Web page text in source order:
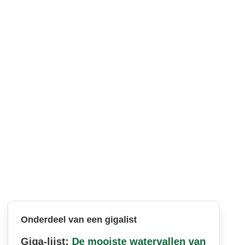
Onderdeel van een gigalist
Giga-lijst: De mooiste watervallen van